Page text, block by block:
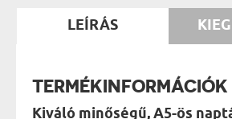
LEÍRÁS
TERMÉKINFORMÁCIÓK
Kiváló minőségű, A5-ös